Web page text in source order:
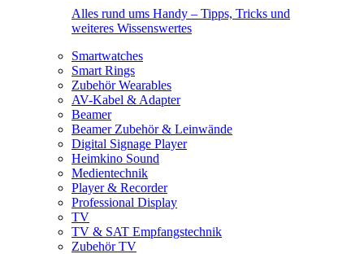
Alles rund ums Handy – Tipps, Tricks und
weiteres Wissenswertes
Smartwatches
Smart Rings
Zubehör Wearables
AV-Kabel & Adapter
Beamer
Beamer Zubehör & Leinwände
Digital Signage Player
Heimkino Sound
Medientechnik
Player & Recorder
Professional Display
TV
TV & SAT Empfangstechnik
Zubehör TV